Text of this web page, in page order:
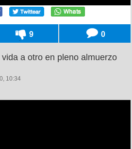
9 0
a otro en pleno almuerzo
10:34